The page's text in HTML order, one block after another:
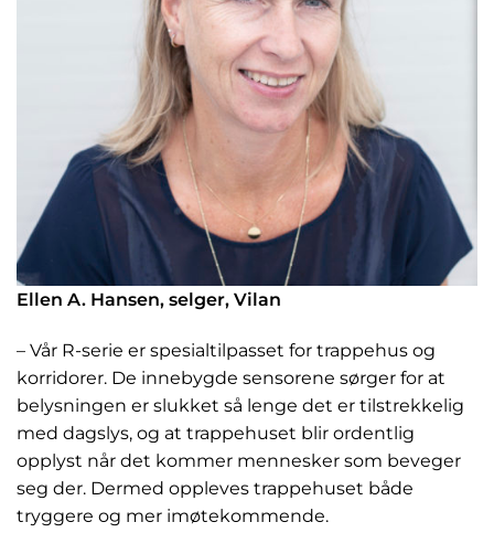
Ellen A. Hansen, selger, Vilan
– Vår R-serie er spesialtilpasset for trappehus og
korridorer. De innebygde sensorene sørger for at
belysningen er slukket så lenge det er tilstrekkelig
med dagslys, og at trappehuset blir ordentlig
opplyst når det kommer mennesker som beveger
seg der. Dermed oppleves trappehuset både
tryggere og mer imøtekommende.